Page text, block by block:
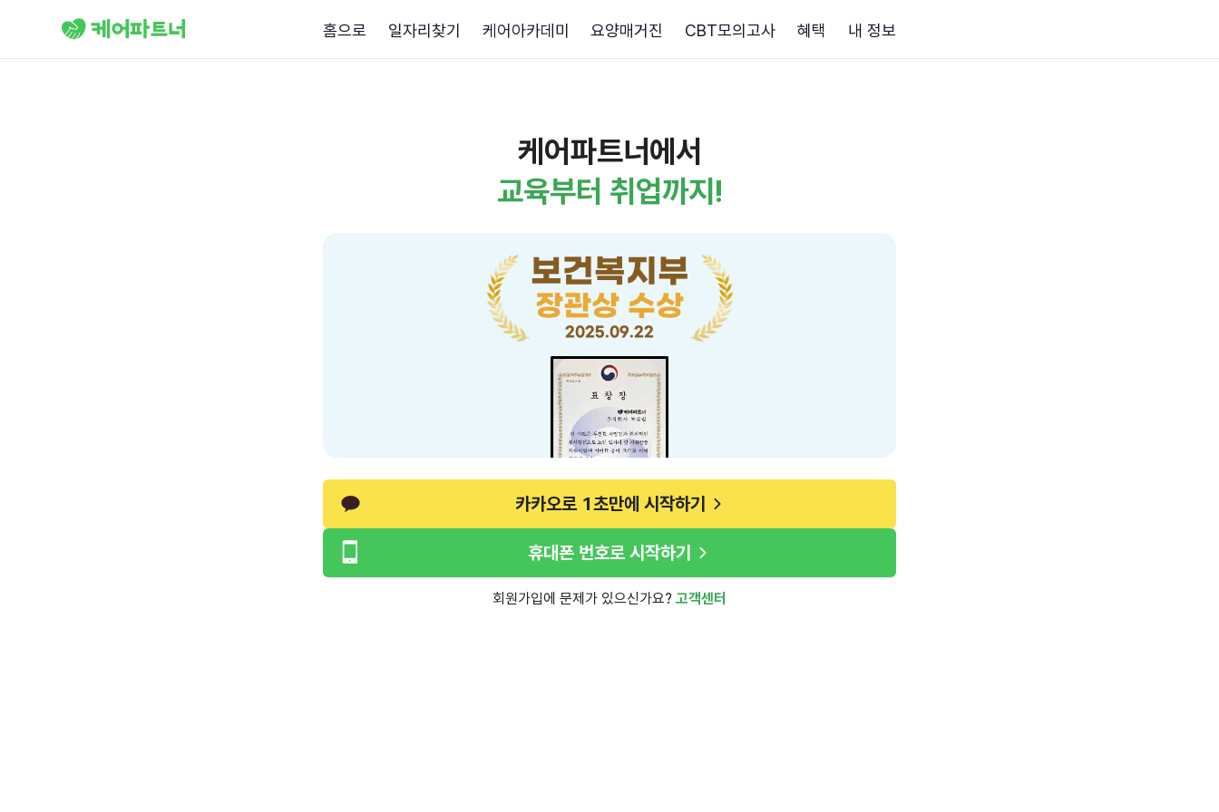
홈으로 일자리찾기 케어아카데미 요양매거진 CBT모의고사 혜택 내 정보
케어파트너에서
교육부터 취업까지!
보건복지부
장관상 수상
2025.09.22
카카오로 1초만에 시작하기
휴대폰 번호로 시작하기
회원가입에 문제가 있으신가요? 고객센터